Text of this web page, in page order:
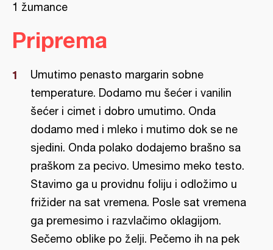
1 žumance
Priprema
Umutimo penasto margarin sobne
temperature. Dodamo mu šećer i vanilin
šećer i cimet i dobro umutimo. Onda
dodamo med i mleko i mutimo dok se ne
sjedini. Onda polako dodajemo brašno sa
praškom za pecivo. Umesimo meko testo.
Stavimo ga u providnu foliju i odložimo u
frižider na sat vremena. Posle sat vremena
ga premesimo i razvlačimo oklagijom.
Sečemo oblike po želji. Pečemo ih na pek